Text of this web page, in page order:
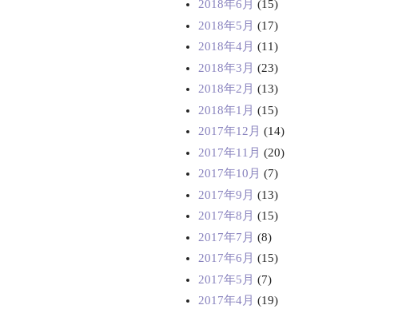
2018年6月 (15)
2018年5月 (17)
2018年4月 (11)
2018年3月 (23)
2018年2月 (13)
2018年1月 (15)
2017年12月 (14)
2017年11月 (20)
2017年10月 (7)
2017年9月 (13)
2017年8月 (15)
2017年7月 (8)
2017年6月 (15)
2017年5月 (7)
2017年4月 (19)